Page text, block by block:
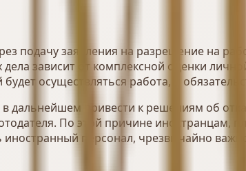
подачу заявления на разрешение на
зависит от комплексной оценки
осуществляться работа, и
привести к решениям об
По этой причине иностранцам,
персонал, чрезвычайно